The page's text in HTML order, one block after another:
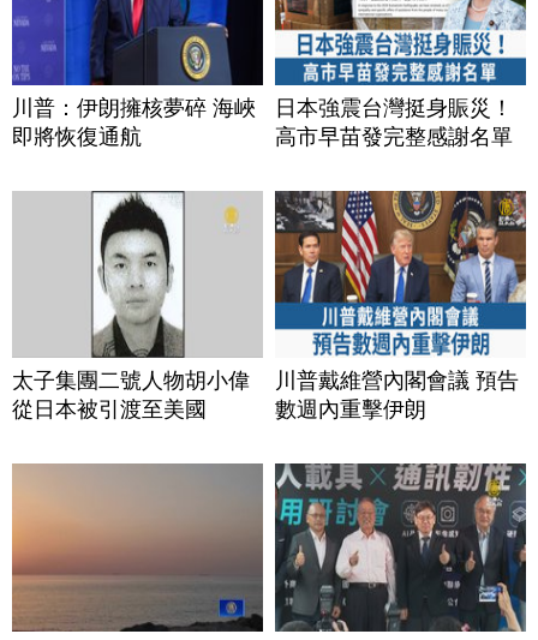
川普：伊朗擁核夢碎 海峽
即將恢復通航
日本強震台灣挺身賑災！
高市早苗發完整感謝名單
太子集團二號人物胡小偉
從日本被引渡至美國
川普戴維營內閣會議 預告
數週內重擊伊朗